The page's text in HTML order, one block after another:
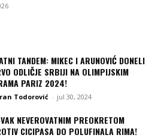
TANDEM: MIKEC I ARUNOVIĆ DONELI
ODLIČJE SRBIJI NA OLIMPIJSKIM
PARIZ 2024!
Todorović - jul 30, 2024
NEVEROVATNIM PREOKRETOM
CICIPASA DO POLUFINALA RIMA!